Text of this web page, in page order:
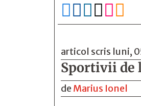

articol scris luni,
Sportivii de
de Marius Ionel